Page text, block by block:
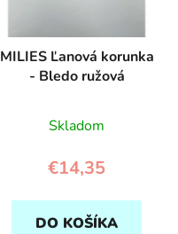
MILIES Ľanová korunka
- Bledo ružová
Skladom
€14,35
DO KOŠÍKA